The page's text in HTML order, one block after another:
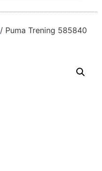
/ Puma Trening 585840